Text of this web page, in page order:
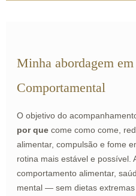
Minha abordagem
Comportamental
O objetivo do
por que come como come,
alimentar, compulsão e fome
rotina mais estável e possível.
comportamento alimentar,
mental — sem dietas